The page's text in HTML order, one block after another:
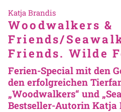
Katja Brandis
Woodwalkers &
Friends/
Friends. Wilde
Ferien-Special mit den
den erfolgreichen
„Woodwalkers“ und
Bestseller-Autorin Katja